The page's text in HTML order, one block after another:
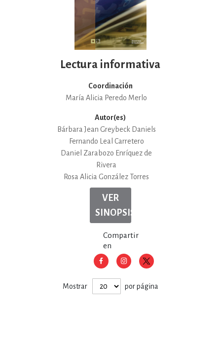
Lectura informativa
Coordinación
María Alicia Peredo Merlo
Autor(es)
Bárbara Jean Greybeck Daniels
Fernando Leal Carretero
Daniel Zarabozo Enríquez de
Rivera
Rosa Alicia González Torres
VER
SINOPSIS
Compartir
en
Mostrar por página